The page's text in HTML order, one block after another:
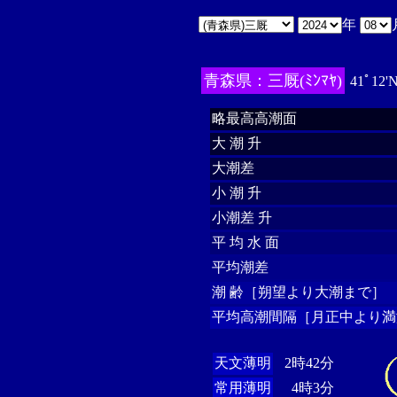
年
青森県：三厩(ﾐﾝﾏﾔ) 41ﾟ
略最高高潮面
大 潮 升
大潮差
小 潮 升
小潮差 升
平 均 水 面
平均潮差
潮 齢［朔望より大潮まで］
平均高潮間隔［月正中より
天文薄明
2時42分
常用薄明
4時3分